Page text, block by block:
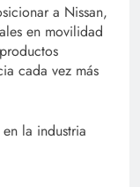
a Nissan,
en movilidad
cada vez más
la industria